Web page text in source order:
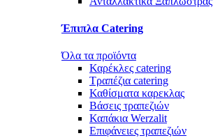
Έπιπλα Catering
Όλα τα προϊόντα
Καρέκλες catering
Τραπέζια catering
Καθίσματα καρεκλας
Βάσεις τραπεζιών
Καπάκια Werzalit
Επιφάνειες τραπεζιών